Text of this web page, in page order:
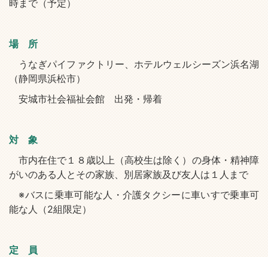
時まで（予定）
場 所
うなぎパイファクトリー、ホテルウェルシーズン浜名湖
（静岡県浜松市）
安城市社会福祉会館 出発・帰着
対 象
市内在住で１８歳以上（高校生は除く）の身体・精神障
がいのある人とその家族、別居家族及び友人は１人まで
※バスに乗車可能な人・介護タクシーに車いすで乗車可
能な人（2組限定）
定 員